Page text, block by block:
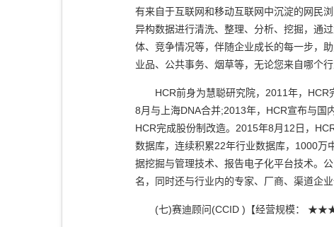
有来自于互联网和移动互联网中沉淀的网民
异构数据进行清洗、整理、分析、挖掘，通
体、竞争情况等，伴随企业成长的每一步，
业品、公共事务、烟草等，无论您来自哪个
HCR前身为慧聪研究院，2011年，HCR
8月与上海DNA合并;2013年，HCR宣布与国
HCR完成股份制改造。2015年8月12日，
数据库，连续积累22年行业数据库，1000万
据挖掘与管理技术、报告电子化平台技术。
名，同时还与行业内的专家、厂商、渠道企
(七)赛迪顾问(CCID )【经营规模：